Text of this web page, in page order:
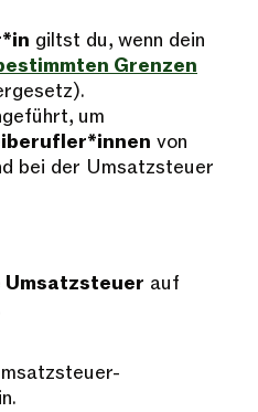
giltst du, wenn dein
Grenzen
um
von
bei der Umsatzsteuer
auf